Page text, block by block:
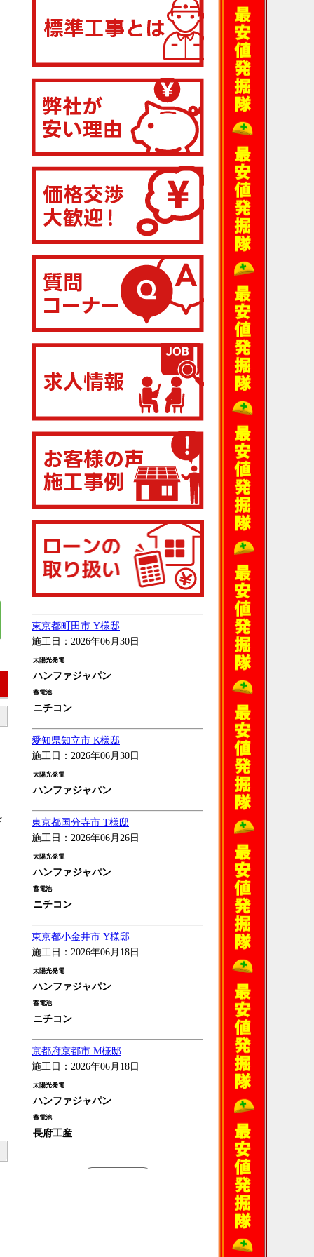
東京都町田市 Y様邸
施工日：2026年06月30日
太陽光発電
ハンファジャパン
蓄電池
ニチコン
愛知県知立市 K様邸
施工日：2026年06月30日
太陽光発電
ハンファジャパン
東京都国分寺市 T様邸
施工日：2026年06月26日
太陽光発電
ハンファジャパン
蓄電池
ニチコン
東京都小金井市 Y様邸
施工日：2026年06月18日
太陽光発電
ハンファジャパン
蓄電池
ニチコン
京都府京都市 M様邸
施工日：2026年06月18日
太陽光発電
ハンファジャパン
蓄電池
長府工産